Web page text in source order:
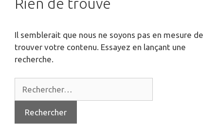
Rien de trouvé
Il semblerait que nous ne soyons pas en mesure de
trouver votre contenu. Essayez en lançant une
recherche.